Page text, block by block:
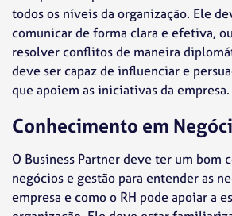
todos os níveis da organização. Ele
comunicar de forma clara e efetiva,
resolver conflitos de maneira
deve ser capaz de influenciar e
que apoiem as iniciativas da empresa.
Conhecimento em
O Business Partner deve ter um bom
negócios e gestão para entender as
empresa e como o RH pode apoiar a